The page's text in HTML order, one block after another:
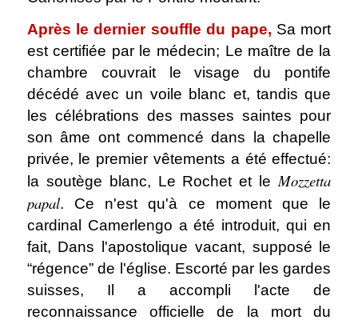
Après le dernier souffle du pape, Sa mort
est certifiée par le médecin; Le maître de la
chambre couvrait le visage du pontife
décédé avec un voile blanc et, tandis que
les célébrations des masses saintes pour
son âme ont commencé dans la chapelle
privée, le premier vêtements a été effectué:
la soutège blanc, Le Rochet et leMozzetta
papal. Ce n'est qu'à ce moment que le
cardinal Camerlengo a été introduit, qui en
fait, Dans l'apostolique vacant, supposé le
“régence” de l'église. Escorté par les gardes
suisses, Il a accompli l'acte de
reconnaissance officielle de la mort du